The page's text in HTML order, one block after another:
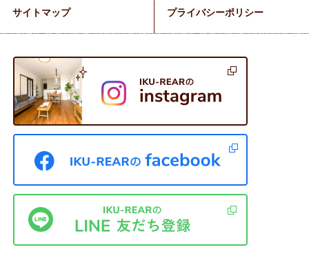
サイトマップ プライバシーポリシー